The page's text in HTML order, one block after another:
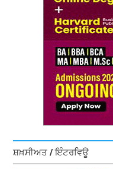
ਸ਼ਖ਼ਸੀਅਤ / ਇੰਟਰਵਿਊ